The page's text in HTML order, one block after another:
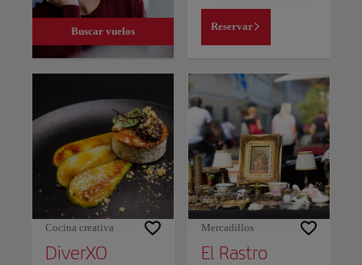
Buscar vuelos Reservar
Cocina creativa
DiverXO
Mercadillos
El Rastro